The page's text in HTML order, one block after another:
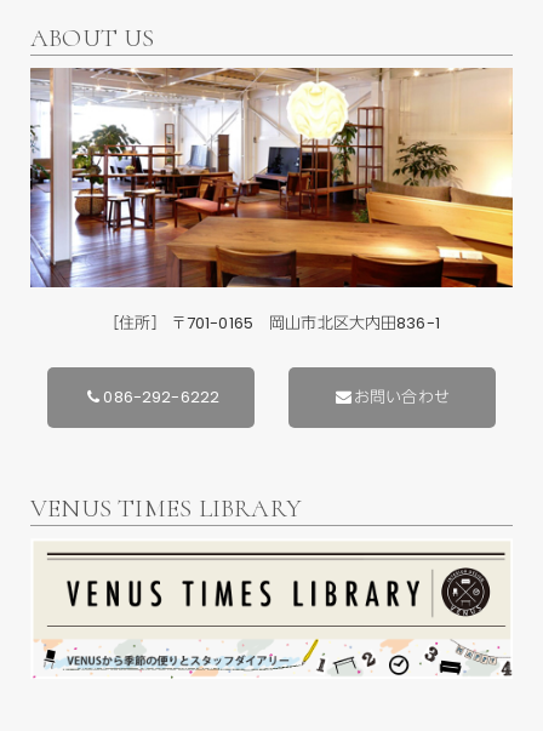
ABOUT US
［住所］ 〒701-0165 岡山市北区大内田836-1
086-292-6222 お問い合わせ
VENUS TIMES LIBRARY